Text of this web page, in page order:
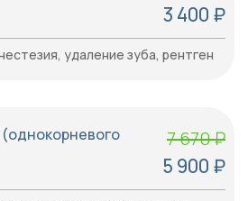
3 400 ₽
удаление зуба, рентген
7 670 ₽
5 900 ₽